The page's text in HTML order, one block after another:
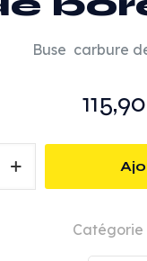
Buse carbure
115,90
Catégorie